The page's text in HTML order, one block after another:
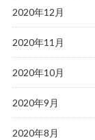
2020年12月
2020年11月
2020年10月
2020年9月
2020年8月